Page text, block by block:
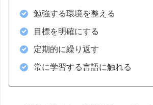
勉強する環境を整える
目標を明確にする
定期的に繰り返す
常に学習する言語に触れる